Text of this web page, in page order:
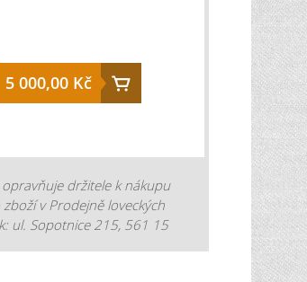
5 000,00 Kč
držitele k nákupu
v Prodejně loveckých
ul. Sopotnice 215, 561 15